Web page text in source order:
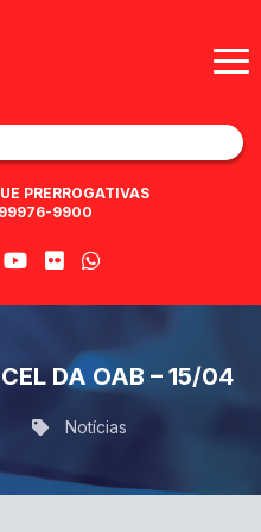
PRERROGATIVAS
9900
DA OAB – 15/04
Notícias